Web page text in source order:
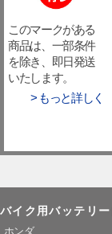
このマークがある
商品は、一部条件
を除き、即日発送
いたします。
> もっと詳しく
バイク用バッテリー
ホンダ